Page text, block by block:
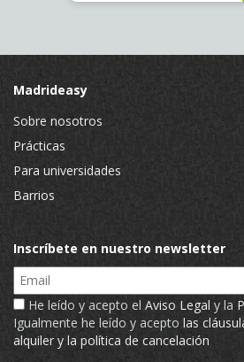
Madrideasy
Sobre nosotros
Prácticas
Para universidades
Barrios
Inscríbete en nuestro newsletter
Email
He leído y acepto el Aviso Legal y la
Igualmente he leído y acepto las
alquiler y la política de cancelación